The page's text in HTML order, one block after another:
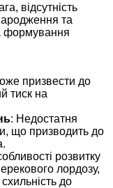
відсутність
та
формування
призвести до
тиск на
: Недостатня
що призводить до
розвитку
лордозу,
до